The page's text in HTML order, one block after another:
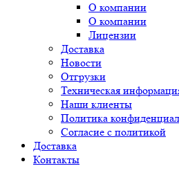
О компании
О компании
Лицензии
Доставка
Новости
Отгрузки
Техническая
Наши клиенты
Политика
Согласие с политикой
Доставка
Контакты